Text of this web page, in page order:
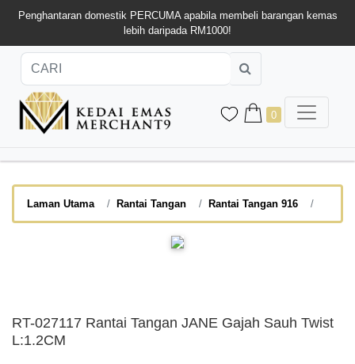
Penghantaran domestik PERCUMA apabila membeli barangan kemas
lebih daripada RM1000!
0
Laman Utama Rantai Tangan Rantai Tangan 916
RT-027117 Rantai Tangan JANE Gajah Sauh Twist
L:1.2CM